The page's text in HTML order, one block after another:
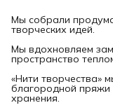
Мы собрали
творческих идей.
Мы вдохновляем
пространство
«Нити творчества»
благородной пряжи
хранения.